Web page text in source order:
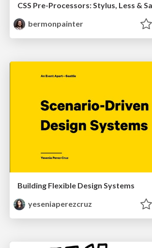
CSS Pre-Processors: Stylus, Less &
bermonpainter
Building Flexible Design Systems
yeseniaperezcruz